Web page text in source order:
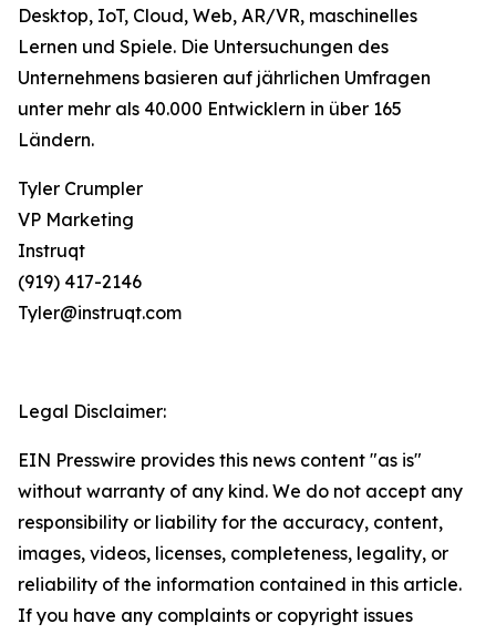
Desktop, IoT, Cloud, Web, AR/VR, maschinelles
Lernen und Spiele. Die Untersuchungen des
Unternehmens basieren auf jährlichen Umfragen
unter mehr als 40.000 Entwicklern in über 165
Ländern.
Tyler Crumpler
VP Marketing
Instruqt
(919) 417-2146
Tyler@instruqt.com
Legal Disclaimer:
EIN Presswire provides this news content "as is"
without warranty of any kind. We do not accept any
responsibility or liability for the accuracy, content,
images, videos, licenses, completeness, legality, or
reliability of the information contained in this article.
If you have any complaints or copyright issues